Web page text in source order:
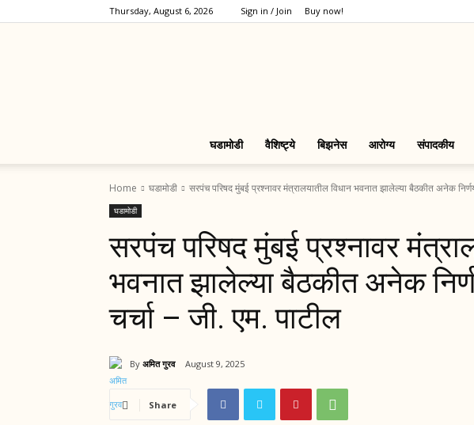
Thursday, August 6, 2026 Sign in / Join Buy now!
घडामोडी वैशिष्ट्ये बिझनेस आरोग्य संपादकीय
Home घडामोडी सरपंच परिषद मुंबई प्रश्नावर मंत्रालयातील विधान भवनात झालेल्या बैठकीत अनेक
घडामोडी
सरपंच परिषद मुंबई प्रश्नावर
भवनात झालेल्या बैठकीत अनेक
चर्चा – जी. एम. पाटील
By अमित गुरव August 9, 2025
Share